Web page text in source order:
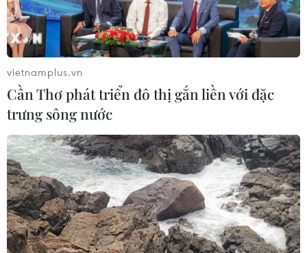
vietnamplus.vn
Cần Thơ phát triển đô thị gắn liền với đặc
trưng sông nước